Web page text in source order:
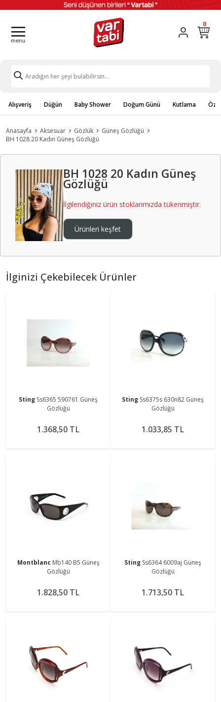
0
Alışveriş Düğün Baby Shower Doğum Günü Kutlama
Anasayfa Aksesuar Gözlük
Güneş Gözlüğü
BH 1028 20 Kadın Güneş Gözlüğü
BH 1028 20 Kadın Güneş
Gözlüğü
İlgilendiğiniz ürün stoklarımızda tükenmiştir.
Ürünleri keşfet
İlginizi Çekebilecek Ürünler
Sting Ss6365 590761 Güneş
Gözlüğü
1.368,50 TL
Sting Ss6375s 630n82 Güneş
Gözlüğü
1.033,85 TL
Montblanc Mb140 B5 Güneş
Gözlüğü
1.828,50 TL
Sting Ss6364 6009aj Güneş
Gözlüğü
1.713,50 TL